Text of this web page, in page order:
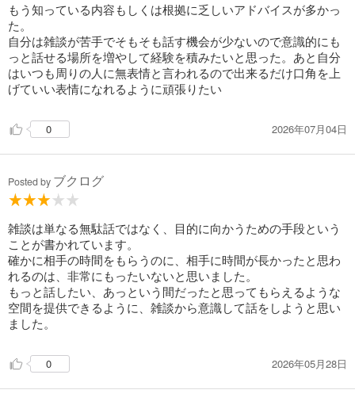
もう知っている内容もしくは根拠に乏しいアドバイスが多かっ
た。
自分は雑談が苦手でそもそも話す機会が少ないので意識的にも
っと話せる場所を増やして経験を積みたいと思った。あと自分
はいつも周りの人に無表情と言われるので出来るだけ口角を上
げていい表情になれるように頑張りたい
0 2026年07月04日
Posted by ブクログ
雑談は単なる無駄話ではなく、目的に向かうための手段という
ことが書かれています。
確かに相手の時間をもらうのに、相手に時間が長かったと思わ
れるのは、非常にもったいないと思いました。
もっと話したい、あっという間だったと思ってもらえるような
空間を提供できるように、雑談から意識して話をしようと思い
ました。
0 2026年05月28日